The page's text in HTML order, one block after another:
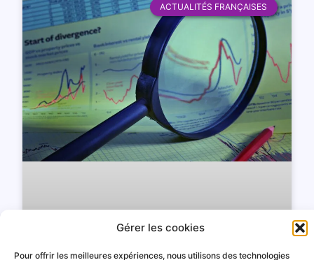
Gérer les cookies
Pour offrir les meilleures expériences, nous utilisons des technologies
ACTUALITÉS FRANÇAISES